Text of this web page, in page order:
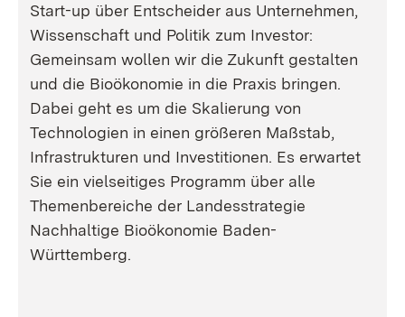
Start-up über Entscheider aus Unternehmen,
Wissenschaft und Politik zum Investor:
Gemeinsam wollen wir die Zukunft gestalten
und die Bioökonomie in die Praxis bringen.
Dabei geht es um die Skalierung von
Technologien in einen größeren Maßstab,
Infrastrukturen und Investitionen. Es erwartet
Sie ein vielseitiges Programm über alle
Themenbereiche der Landesstrategie
Nachhaltige Bioökonomie Baden-
Württemberg.